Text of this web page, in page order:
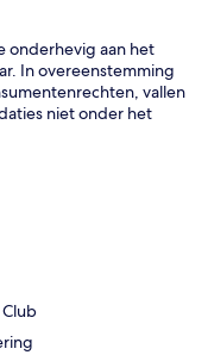
onderhevig aan het
In overeenstemming
vallen
niet onder het